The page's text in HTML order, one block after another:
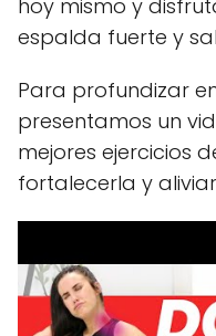
hoy mismo y
espalda fuerte y
Para profundizar
presentamos un
mejores ejercicios
fortalecerla y